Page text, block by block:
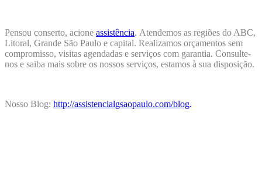
Pensou conserto, acione assistência. Atendemos as regiões do ABC,
Litoral, Grande São Paulo e capital. Realizamos orçamentos sem
compromisso, visitas agendadas e serviços com garantia. Consulte-
nos e saiba mais sobre os nossos serviços, estamos à sua disposição.
Nosso Blog: http://assistencialgsaopaulo.com/blog.